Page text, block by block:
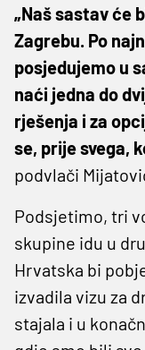
„Naš sastav će
Zagrebu. Po
posjedujemo u
naći jedna do
rješenja i za
se, prije svega,
podvlači
Podsjetimo, tri
skupine idu u
Hrvatska bi
izvadila vizu za
stajala i u